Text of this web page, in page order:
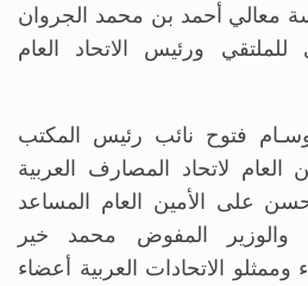
معالي أحمد بن محمد الجروان
ورئيس الاتحاد العام
فتوح نائب رئيس المكتب
العام لاتحاد المصارف العربية
على الأمين العام المساعد
والوزير المفوض محمد خير
وممثلو الاتحادات العربية أعضاء